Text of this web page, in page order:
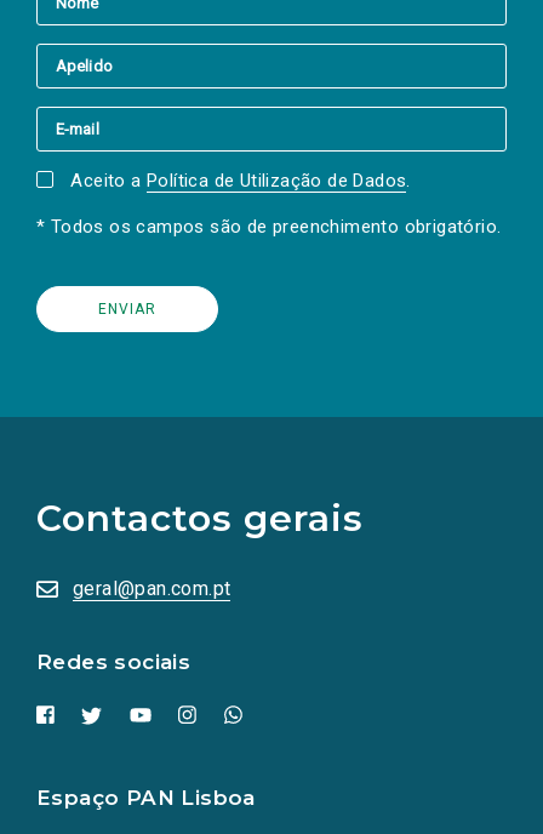
Aceito a Política de Utilização de Dados.
* Todos os campos são de preenchimento obrigatório.
Contactos gerais
geral@pan.com.pt
Redes sociais
redes
sociais
numa
nova
Espaço PAN Lisboa